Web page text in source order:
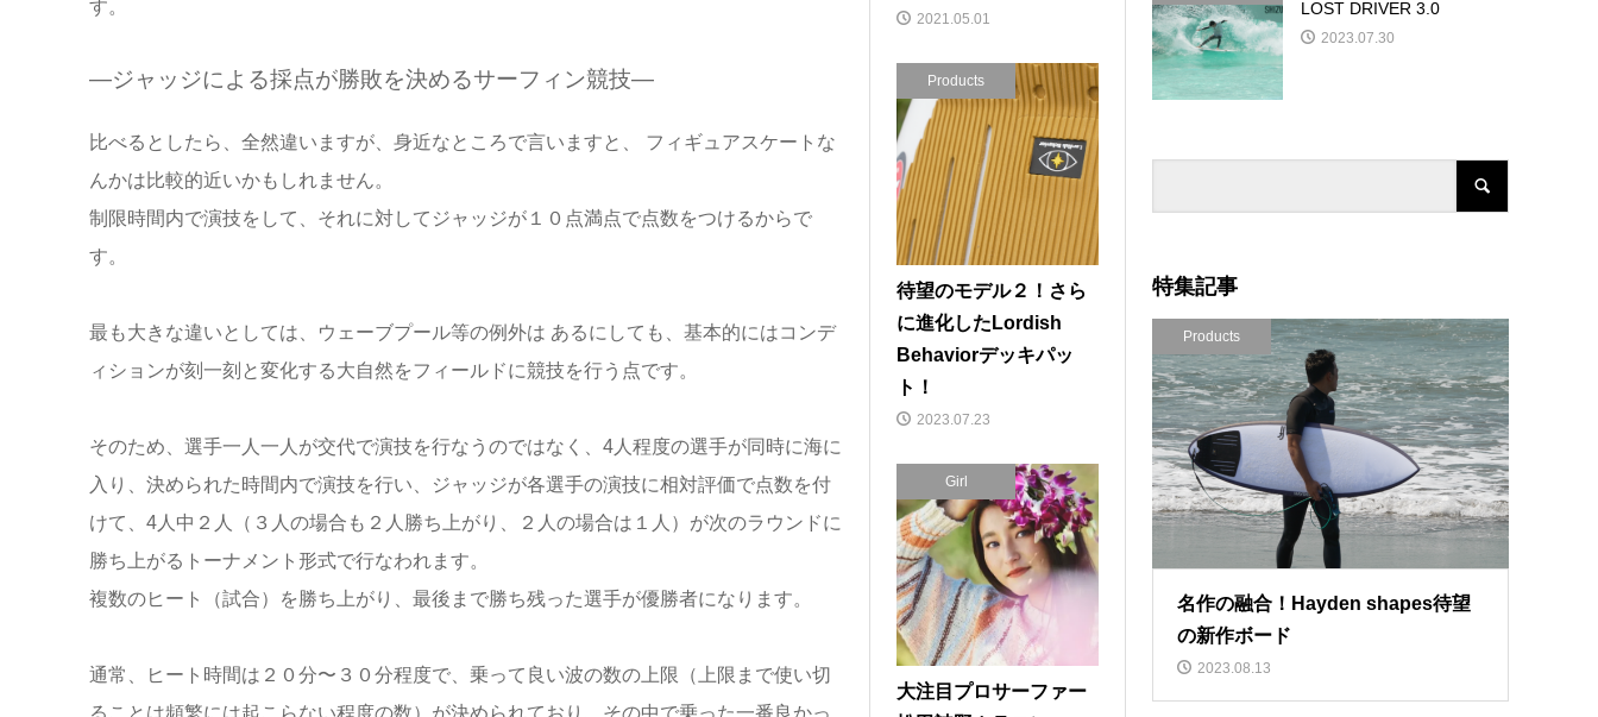
す。
—ジャッジによる採点が勝敗を決めるサーフィン競技—
比べるとしたら、全然違いますが、身近なところで言いますと、 フィギュアスケートな
んかは比較的近いかもしれません。
制限時間内で演技をして、それに対してジャッジが１０点満点で点数をつけるからで
す。
最も大きな違いとしては、ウェーブプール等の例外は あるにしても、基本的にはコンデ
ィションが刻一刻と変化する大自然をフィールドに競技を行う点です。
そのため、選手一人一人が交代で演技を行なうのではなく、4人程度の選手が同時に海に
入り、決められた時間内で演技を行い、ジャッジが各選手の演技に相対評価で点数を付
けて、4人中２人（３人の場合も２人勝ち上がり、２人の場合は１人）が次のラウンドに
勝ち上がるトーナメント形式で行なわれます。
複数のヒート（試合）を勝ち上がり、最後まで勝ち残った選手が優勝者になります。
通常、ヒート時間は２０分〜３０分程度で、乗って良い波の数の上限（上限まで使い切
ることは頻繁には起こらない程度の数）が決められており、その中で乗った一番良かっ
2021.05.01
Products
待望のモデル２！さら
に進化したLordish
Behaviorデッキパッ
ト！
2023.07.23
Girl
大注目プロサーファー
LOST DRIVER 3.0
2023.07.30
特集記事
Products
名作の融合！Hayden shapes待望
の新作ボード
2023.08.13